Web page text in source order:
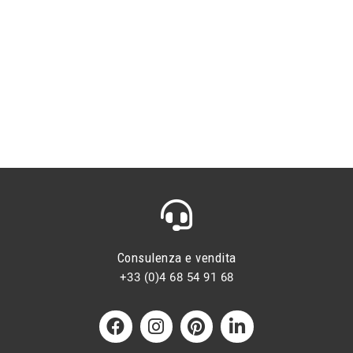
Consulenza e vendita
+33 (0)4 68 54 91 68